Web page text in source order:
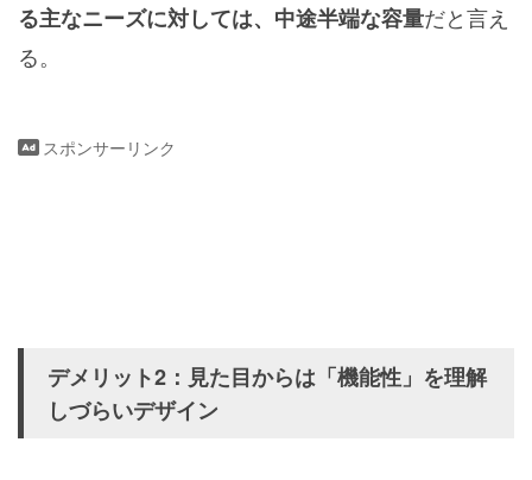
る主なニーズに対しては、中途半端な容量だと言え
る。
スポンサーリンク
デメリット2：見た目からは「機能性」を理解
しづらいデザイン